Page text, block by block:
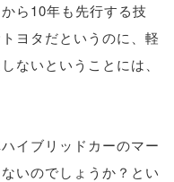
ら10年も先行する技
ヨタだというのに、軽
ないということには、
イブリッドカーのマー
いのでしょうか？とい